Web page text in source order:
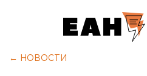
← НОВОСТИ